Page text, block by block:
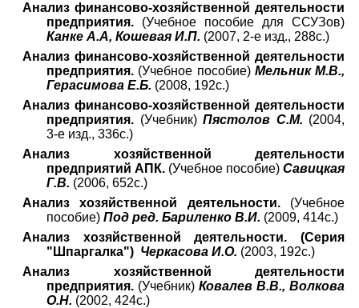
Анализ финансово-хозяйственной деятельности
предприятия. (Учебное пособие для ССУЗов)
Канке А.А, Кошевая И.П. (2007, 2-е изд., 288с.)
Анализ финансово-хозяйственной деятельности
предприятия. (Учебное пособие) Мельник М.В.,
Герасимова Е.Б. (2008, 192с.)
Анализ финансово-хозяйственной деятельности
предприятия. (Учебник) Пястолов С.М. (2004,
3-е изд., 336с.)
Анализ хозяйственной деятельности
предприятий АПК. (Учебное пособие) Савицкая
Г.В. (2006, 652с.)
Анализ хозяйственной деятельности.(Учебное
пособие) Под ред. Бариленко В.И. (2009, 414с.)
Анализ хозяйственной деятельности. (Серия
"Шпаргалка") Черкасова И.О. (2003, 192с.)
Анализ хозяйственной деятельности
предприятия. (Учебник) Ковалев В.В., Волкова
О.Н. (2002, 424с.)